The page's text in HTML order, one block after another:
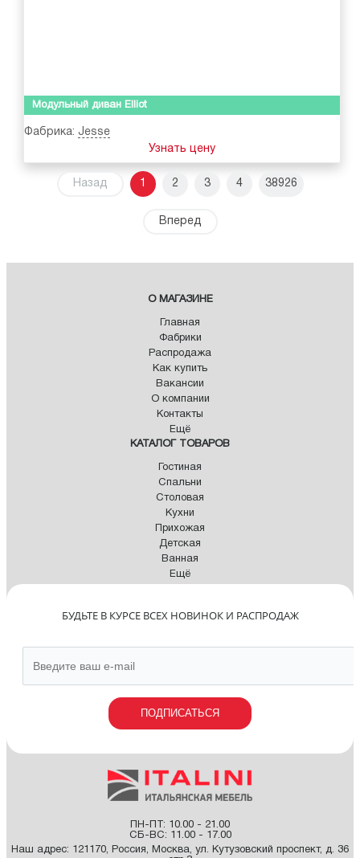
Модульный диван Elliot
Фабрика: Jesse
Узнать цену
Назад 1 2 3 4 38926
Вперед
О МАГАЗИНЕ
Главная
Фабрики
Распродажа
Как купить
Вакансии
О компании
Контакты
Ещё
КАТАЛОГ ТОВАРОВ
Гостиная
Спальни
Столовая
Кухни
Прихожая
Детская
Ванная
Ещё
БУДЬТЕ В КУРСЕ ВСЕХ НОВИНОК И РАСПРОДАЖ
ПОДПИСАТЬСЯ
ПН-ПТ: 10.00 - 21.00
СБ-ВС: 11.00 - 17.00
Наш адрес: 121170, Россия, Москва, ул. Кутузовский проспект, д. 36